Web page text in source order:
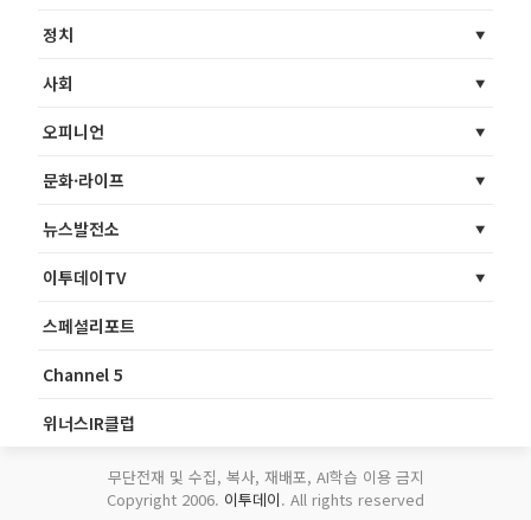
정치
사회
오피니언
문화·라이프
뉴스발전소
이투데이TV
스페셜리포트
Channel 5
위너스IR클럽
무단전재 및 수집, 복사, 재배포, AI학습 이용 금지
Copyright 2006. 이투데이. All rights reserved